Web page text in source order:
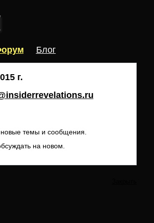
Блог
г.
темы и сообщения.
на новом.